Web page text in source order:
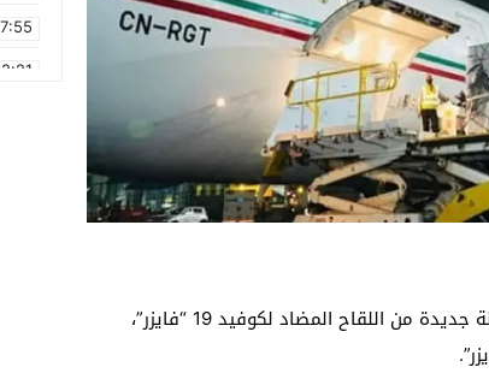
من المرتقب أن يتلقى المغرب، اليوم الخميس، شحنة جديدة من اللقاح المضاد لكوفيد 19 “فايزر”،